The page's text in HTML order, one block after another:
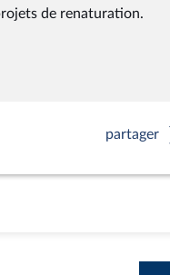
de renaturation.
partager